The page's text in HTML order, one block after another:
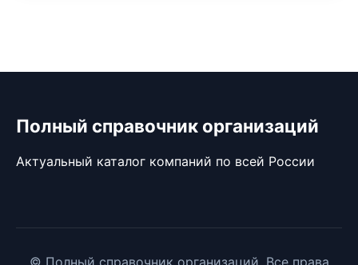
Полный справочник организаций
Актуальный каталог компаний по всей России
© Полный справочник организаций. Все права